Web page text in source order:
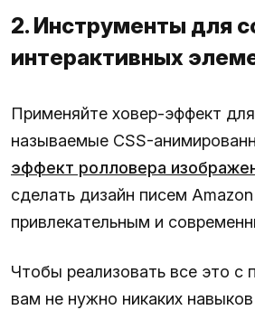
2. Инструменты для
интерактивных
Применяйте ховер-эффект
называемые CSS-
эффект ролловера
сделать дизайн писем
привлекательным и
Чтобы реализовать все это
вам не нужно никаких